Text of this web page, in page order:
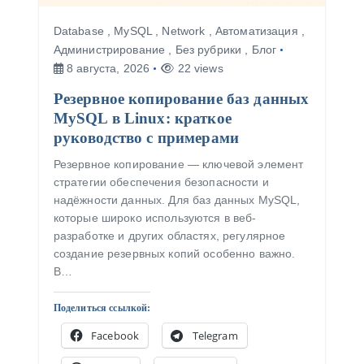
Database MySQL Network Автоматизация
Администрирование
Без рубрики
Блог
8 августа, 2026
22 views
Резервное копирование баз данных
MySQL в Linux: краткое
руководство с примерами
Резервное копирование — ключевой элемент
стратегии обеспечения безопасности и
надёжности данных. Для баз данных MySQL,
которые широко используются в веб-
разработке и других областях, регулярное
создание резервных копий особенно важно.
В…
Поделиться ссылкой:
Facebook Telegram